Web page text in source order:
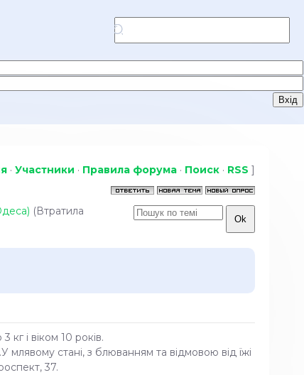
· Участники · Правила форума · Поиск · RSS ]
(Втратила
і віком 10 років.
стані, з блюванням та відмовою від їжі
37.